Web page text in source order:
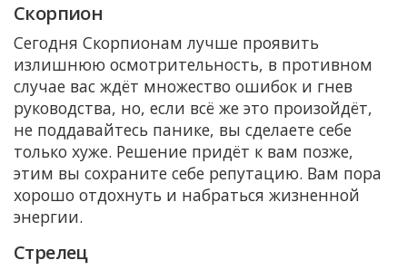
Скорпион
Сегодня Скорпионам лучше проявить
излишнюю осмотрительность, в противном
случае вас ждёт множество ошибок и гнев
руководства, но, если всё же это произойдёт,
не поддавайтесь панике, вы сделаете себе
только хуже. Решение придёт к вам позже,
этим вы сохраните себе репутацию. Вам пора
хорошо отдохнуть и набраться жизненной
энергии.
Стрелец